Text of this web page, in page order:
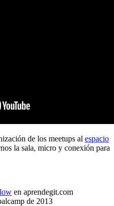
de los meetups al espacio
la sala, micro y conexión para
en aprendegit.com
de 2013